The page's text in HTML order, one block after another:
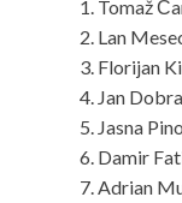
Tomaž
Lan
Florijan
Jan
Jasna
Damir
Adrian